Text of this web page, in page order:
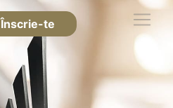
Înscrie-te